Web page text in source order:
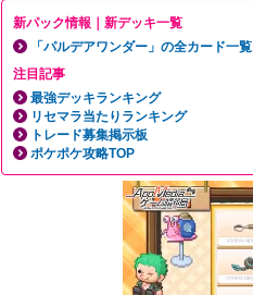
新パック情報｜新デッキ一覧
「パルデアワンダー」の全カード一覧
注目記事
最強デッキランキング
リセマラ当たりランキング
トレード募集掲示板
ポケポケ攻略TOP